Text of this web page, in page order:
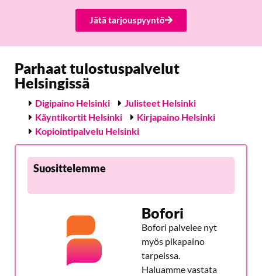
Jätä tarjouspyyntö
Parhaat tulostuspalvelut
Helsingissä
Digipaino Helsinki
Julisteet Helsinki
Käyntikortit Helsinki
Kirjapaino Helsinki
Kopiointipalvelu Helsinki
Suosittelemme
Bofori
Bofori palvelee nyt
myös pikapaino
tarpeissa.
Haluamme vastata